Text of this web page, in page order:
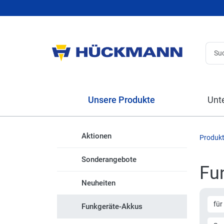
Unsere Produkte
Aktionen
Sonderangebote
Neuheiten
Funkgeräte-Akkus für